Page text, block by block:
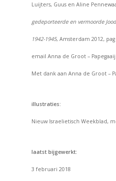
Luijters, Guus en Aline
gedeporteerde en vermoorde
1942-1945, Amsterdam 2012, pag
email Anna de Groot –
Met dank aan Anna de Groot –
illustraties:
Nieuw Israelietisch Weekblad,
laatst bijgewerkt:
3 februari 2018